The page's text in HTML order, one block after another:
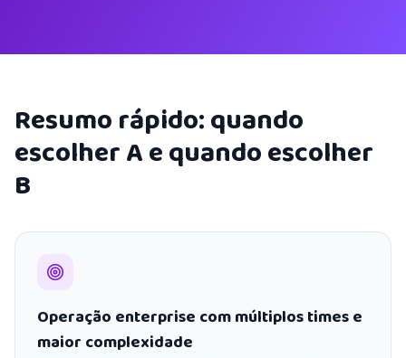
Resumo rápido: quando
escolher A e quando escolher
B
Operação enterprise com múltiplos times e
maior complexidade